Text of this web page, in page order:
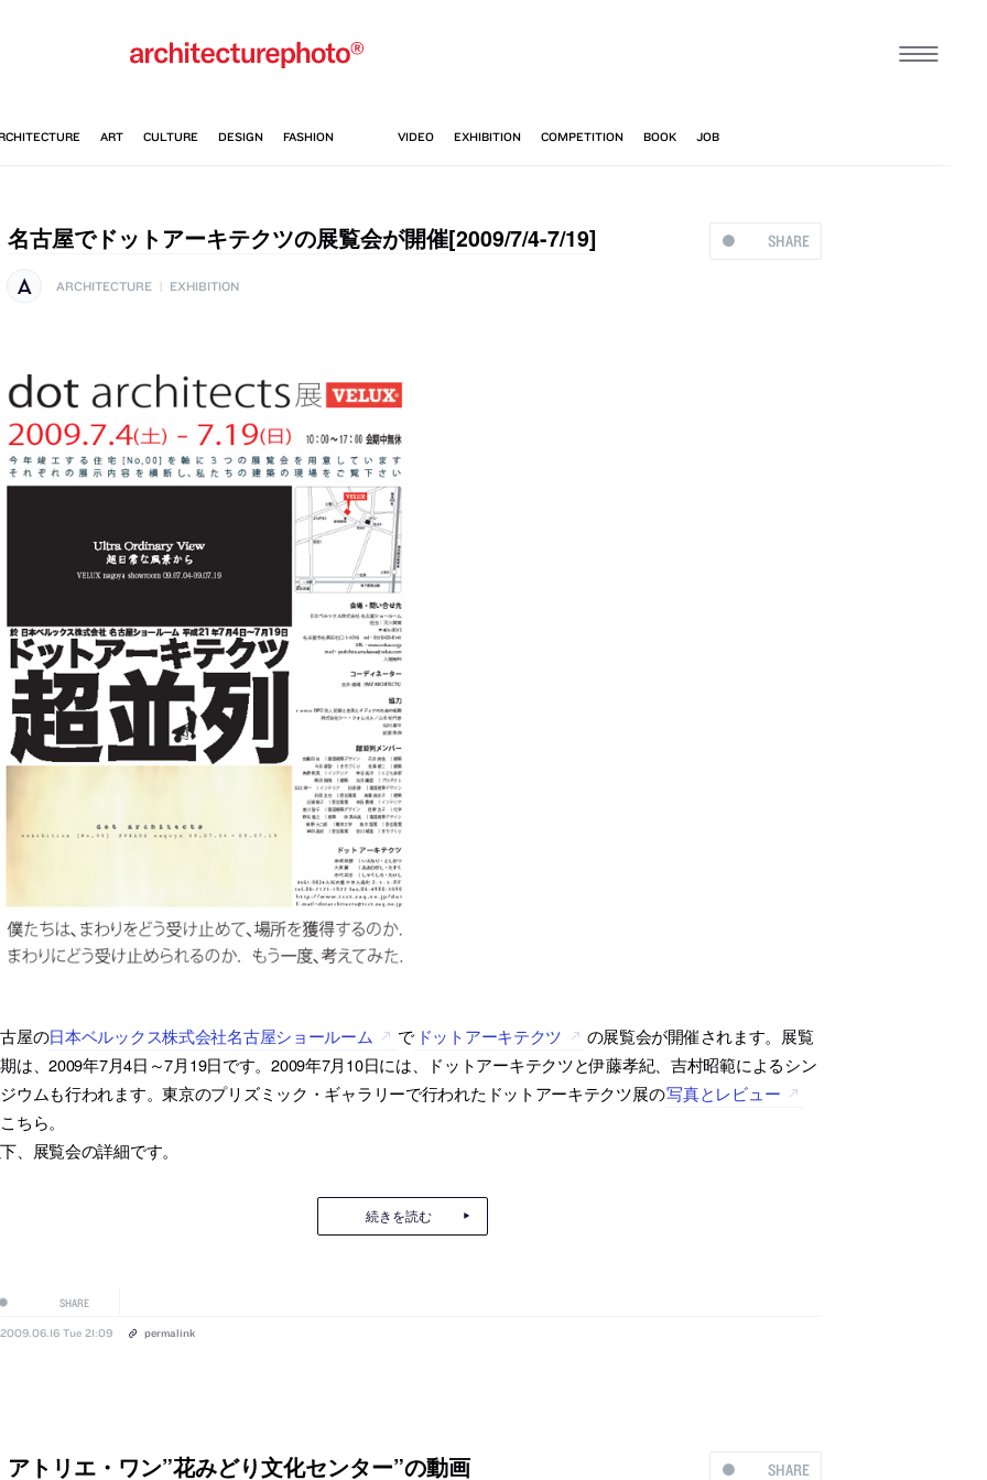
SHARE
名古屋でドットアーキテクツの展覧会が開催[2009/7/4-7/19]
ARCHITECTURE | EXHIBITION
屋の日本ベルックス株式会社名古屋ショールーム で ドットアーキテクツ
の展覧会が開催されます。展覧
は、2009年7月4日～7月19日です。2009年7月10日には、ドットアーキテクツと伊藤孝紀、吉村昭範によるシン
ウムも行われます。東京のプリズミック・ギャラリーで行われたドットアーキテクツ展の写真とレビュー
ちら。
、展覧会の詳細です。
続きを読む
SHARE
2009.06.16 Tue 21:09 permalink
SHARE
アトリエ・ワン”花みどり文化センター”の動画